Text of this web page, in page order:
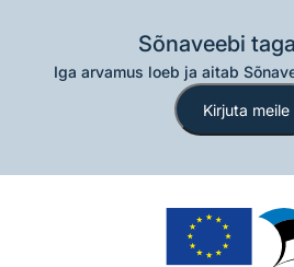
Sõnaveebi
Iga arvamus loeb ja aitab
Kirjuta meile